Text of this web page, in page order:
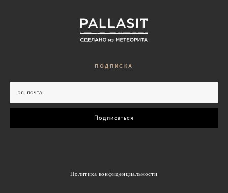
ПОДПИС КА
Подписаться
Политика конфиденциальности